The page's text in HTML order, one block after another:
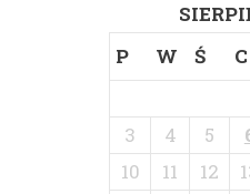
P
W Ś C
3
4 5
10
11 12